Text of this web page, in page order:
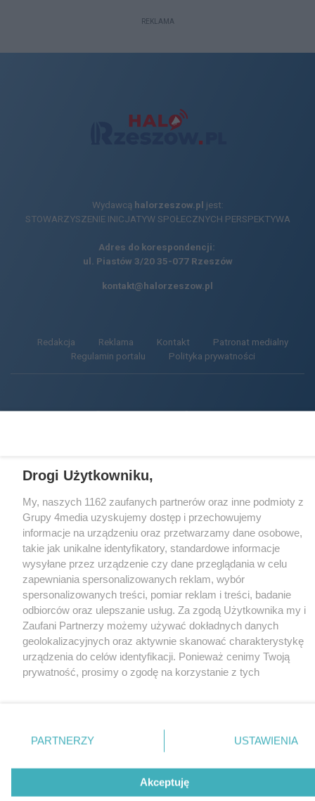
REKLAMA
Wydawcą halorzeszow.pl jest:
STOWARZYSZENIE INICJATYW SPOŁECZNYCH PERSPEKTYWA
Adres do korespondencji:
ul. Piastów 3/20 35-077 Rzeszów
kontakt@halorzeszow.pl
Redakcja Reklama Kontakt
Patronat medialny
Regulamin portalu
Polityka prywatności
Loaded
100.00%
Drogi Użytkowniku,
My, naszych 1162 zaufanych partnerów oraz inne podmioty z
Grupy 4media uzyskujemy dostęp i przechowujemy
informacje na urządzeniu oraz przetwarzamy dane osobowe,
takie jak unikalne identyfikatory, standardowe informacje
wysyłane przez urządzenie czy dane przeglądania w celu
zapewniania spersonalizowanych reklam, wybór
spersonalizowanych treści, pomiar reklam i treści, badanie
odbiorców oraz ulepszanie usług. Za zgodą Użytkownika my i
Zaufani Partnerzy możemy używać dokładnych danych
geolokalizacyjnych oraz aktywnie skanować charakterystykę
urządzenia do celów identyfikacji. Ponieważ cenimy Twoją
prywatność, prosimy o zgodę na korzystanie z tych
. Niektóre rodzaje przetwarzania
danych nie wymagają zgody użytkownika, ale masz prawo
zastosowania tylko na tej witrynie.
PARTNERZY USTAWIENIA
Akceptuję